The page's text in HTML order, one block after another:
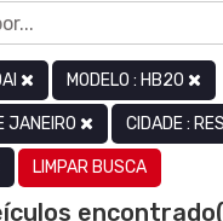
MODELO : HB20
JANEIRO CIDADE :
LIMPAR BUSCA